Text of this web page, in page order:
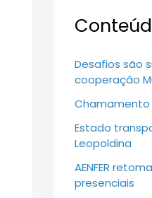
Desafios são
cooperação
Chamamento
Estado
Leopoldina
AENFER
presenciais